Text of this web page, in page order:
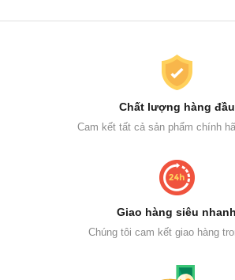
Chất lượng hàng đầu
Cam kết tất cả sản phẩm chính
Giao hàng siêu nhanh
Chúng tôi cam kết giao hàng